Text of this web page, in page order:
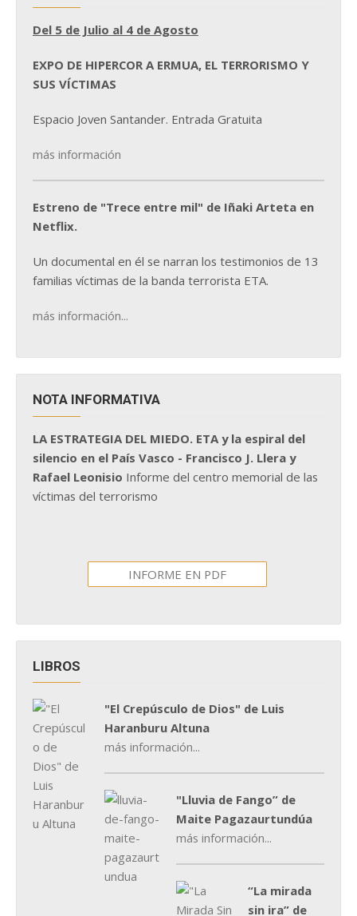
Del 5 de Julio al 4 de Agosto
EXPO DE HIPERCOR A ERMUA, EL TERRORISMO Y
SUS VÍCTIMAS
Espacio Joven Santander. Entrada Gratuita
más información
Estreno de "Trece entre mil" de Iñaki Arteta en
Netflix.
Un documental en él se narran los testimonios de 13
familias víctimas de la banda terrorista ETA.
más información...
NOTA INFORMATIVA
LA ESTRATEGIA DEL MIEDO. ETA y la espiral del
silencio en el País Vasco - Francisco J. Llera y
Rafael Leonisio Informe del centro memorial de las
víctimas del terrorismo
INFORME EN PDF
LIBROS
"El Crepúsculo de Dios" de Luis
Haranburu Altuna
más información...
"Lluvia de Fango” de
Maite Pagazaurtundúa
más información...
“La mirada
sin ira” de